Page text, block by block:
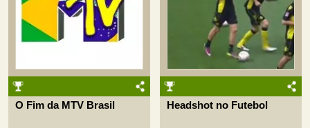
O Fim da MTV Brasil Headshot no Futebol